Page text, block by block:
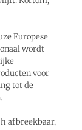
Europese
wordt
voor
tot de
afbreekbaar,